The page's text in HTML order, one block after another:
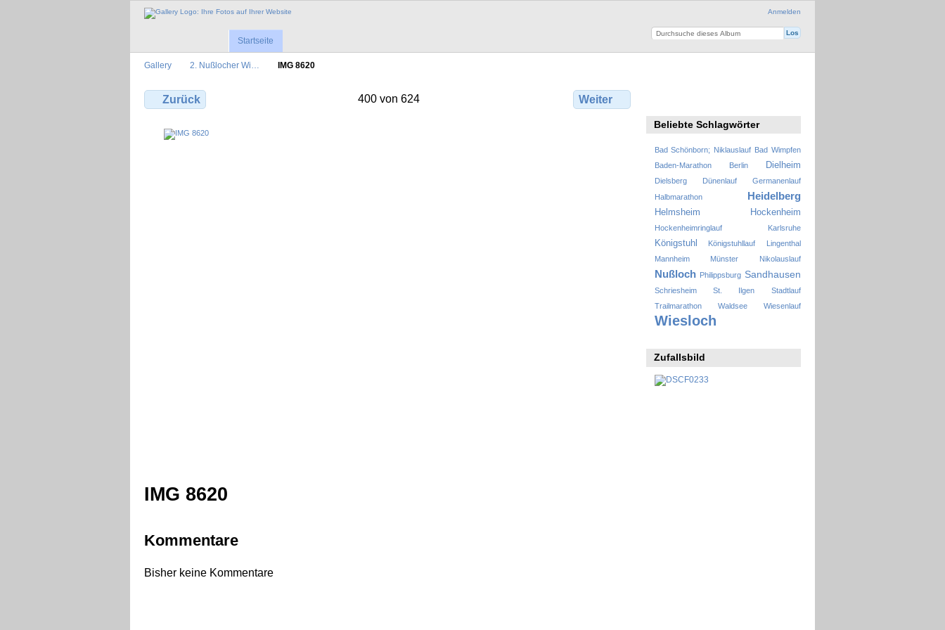
Anmelden
Startseite
Gallery 2. Nußlocher Wi… IMG 8620
Zurück 400 von 624 Weiter
IMG 8620
Kommentare
Bisher keine Kommentare
Beliebte Schlagwörter
Bad Schönborn; Niklauslauf Bad Wimpfen
Baden-Marathon
Berlin Dielheim
Dielsberg Dünenlauf
Germanenlauf
Halbmarathon
Heidelberg
Helmsheim Hockenheim
Hockenheimringlauf Karlsruhe
Königstuhl Königstuhllauf
Lingenthal
Mannheim
Münster Nikolauslauf
Nußloch Philippsburg Sandhausen
Schriesheim St. Ilgen
Stadtlauf
Trailmarathon
Waldsee Wiesenlauf
Wiesloch
Zufallsbild